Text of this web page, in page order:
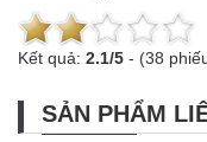
Kết quả: 2.1/5 - (38
SẢN PHẨM